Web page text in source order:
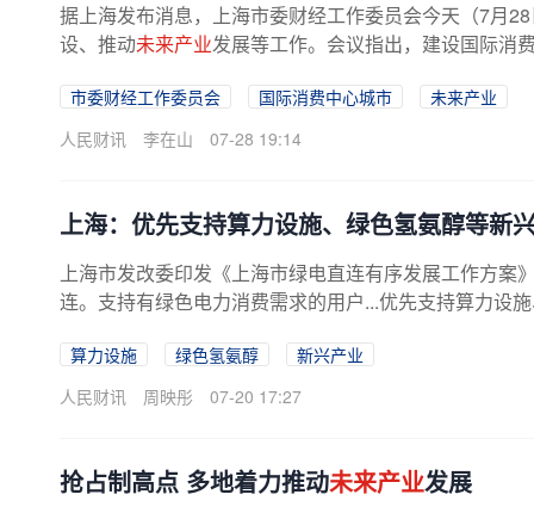
据上海发布消息，上海市委财经工作委员会今天（7月
设、推动未来产业发展等工作。会议指出，建设国际消
市委财经工作委员会 国际消费中心城市
未来产业
人民财讯
李在山 07-28 19:14
上海：优先支持算力设施、绿色氢氨醇等新
上海市发改委印发《上海市绿电直连有序发展工作方案
连。支持有绿色电力消费需求的用户...优先支持算力设
算力设施 绿色氢氨醇
新兴产业
人民财讯
周映彤 07-20 17:27
抢占制高点 多地着力推动未来产业发展